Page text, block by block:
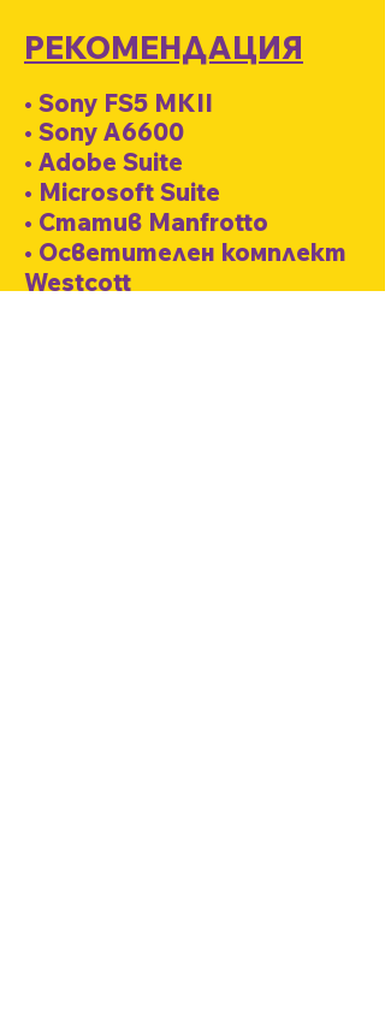
РЕКОМЕНДАЦИЯ
• Sony FS5 MKII
• Sony A6600
• Adobe Suite
• Microsoft Suite
• Статив Manfrotto
• Осветителен комплект
Westcott